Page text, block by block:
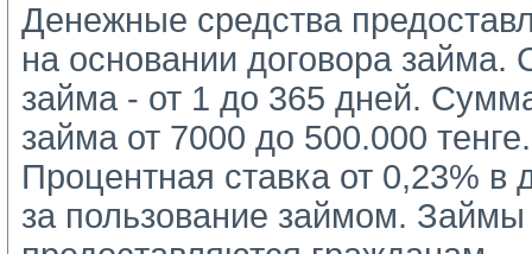
Денежные средства
на основании договора займа.
займа - от 1 до 365 дней.
займа от 7000 до 500.000 тенге.
Процентная ставка от 0,23% в
за пользование займом. Займы